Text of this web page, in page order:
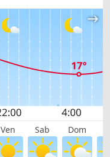
Ven Sab Dom